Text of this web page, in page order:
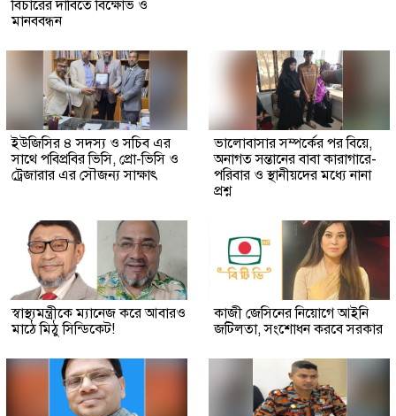
বিচারের দাবিতে বিক্ষোভ ও
মানববন্ধন
ইউজিসির ৪ সদস্য ও সচিব এর
সাথে পবিপ্রবির ভিসি, প্রো-ভিসি ও
ট্রেজারার এর সৌজন্য সাক্ষাৎ
ভালোবাসার সম্পর্কের পর বিয়ে,
অনাগত সন্তানের বাবা কারাগারে-
পরিবার ও স্থানীয়দের মধ্যে নানা
প্রশ্ন
স্বাস্থ্যমন্ত্রীকে ম্যানেজ করে আবারও
মাঠে মিঠু সিন্ডিকেট!
কাজী জেসিনের নিয়োগে আইনি
জটিলতা, সংশোধন করবে সরকার